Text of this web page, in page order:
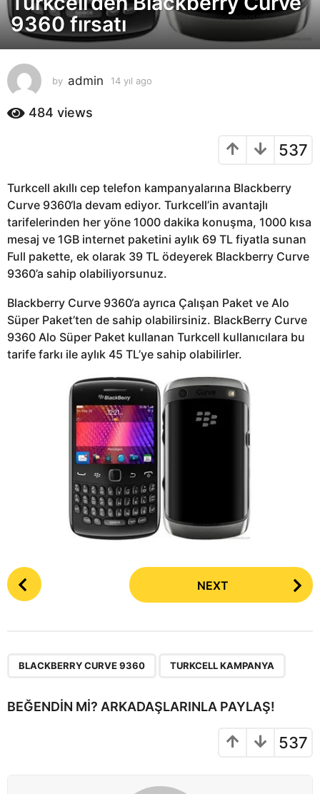
y
ı
l
a
g
1
l
a
g
o
9360 fırsatı
by admin 14 yıl ago
484 views
537
Turkcell akıllı cep telefon kampanyalarına Blackberry
Curve 9360‘la devam ediyor. Turkcell’in avantajlı
tarifelerinden her yöne 1000 dakika konuşma, 1000 kısa
mesaj ve 1GB internet paketini aylık 69 TL fiyatla sunan
Full pakette, ek olarak 39 TL ödeyerek Blackberry Curve
9360’a sahip olabiliyorsunuz.
Blackberry Curve 9360‘a ayrıca Çalışan Paket ve Alo
Süper Paket’ten de sahip olabilirsiniz. BlackBerry Curve
9360 Alo Süper Paket kullanan Turkcell kullanıcılara bu
tarife farkı ile aylık 45 TL’ye sahip olabilirler.
P
o
i
NEXT
BLACKBERRY CURVE 9360 TURKCELL KAMPANYA
BEĞENDIN MI? ARKADAŞLARINLA PAYLAŞ!
537